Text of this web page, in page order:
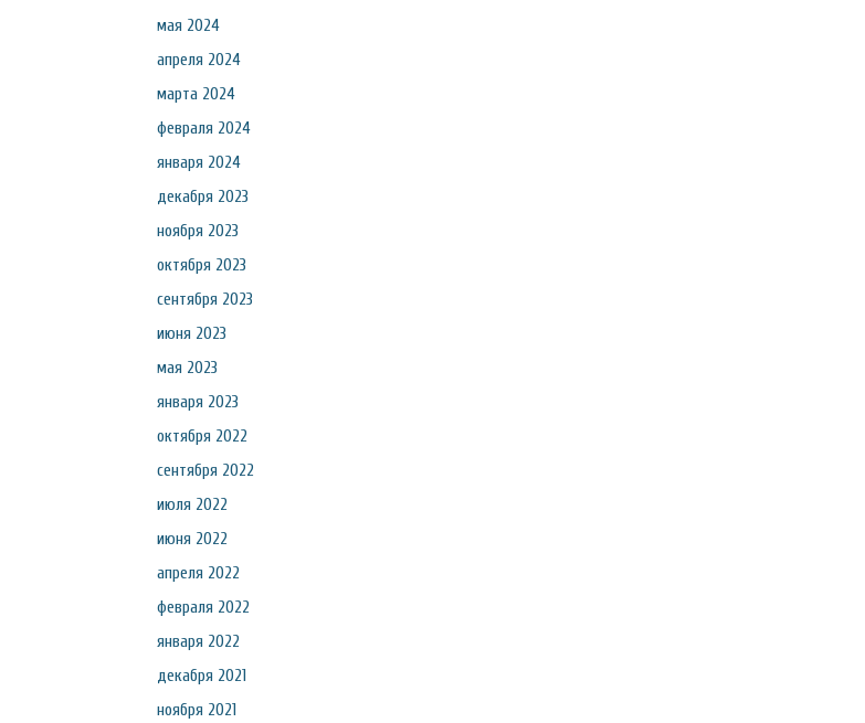
мая 2024
апреля 2024
марта 2024
февраля 2024
января 2024
декабря 2023
ноября 2023
октября 2023
сентября 2023
июня 2023
мая 2023
января 2023
октября 2022
сентября 2022
июля 2022
июня 2022
апреля 2022
февраля 2022
января 2022
декабря 2021
ноября 2021